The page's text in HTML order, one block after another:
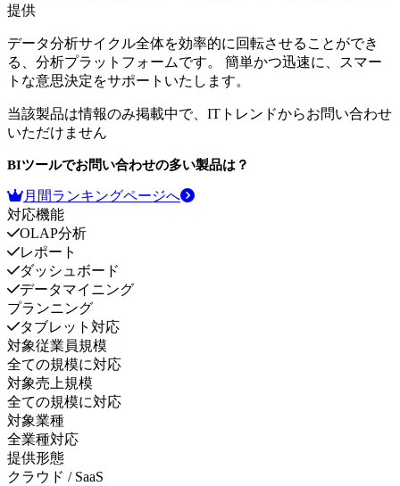
提供
データ分析サイクル全体を効率的に回転させることができ
る、分析プラットフォームです。 簡単かつ迅速に、スマー
トな意思決定をサポートいたします。
当該製品は情報のみ掲載中で、ITトレンドからお問い合わせ
いただけません
BIツールでお問い合わせの多い製品は？
月間ランキングページへ
対応機能
OLAP分析
レポート
ダッシュボード
データマイニング
プランニング
タブレット対応
対象従業員規模
全ての規模に対応
対象売上規模
全ての規模に対応
対象業種
全業種対応
提供形態
クラウド / SaaS